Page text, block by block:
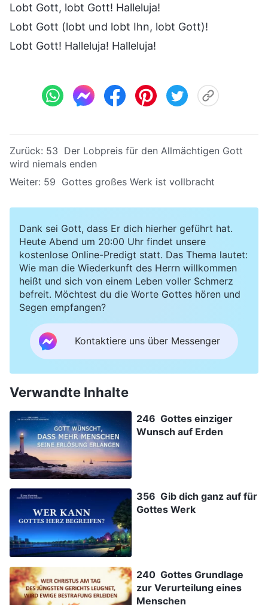
Lobt Gott, lobt Gott! Halleluja!
Lobt Gott (lobt und lobt Ihn, lobt Gott)!
Lobt Gott! Halleluja! Halleluja!
Zurück: 53 Der Lobpreis für den Allmächtigen Gott
wird niemals enden
Weiter: 59 Gottes großes Werk ist vollbracht
Dank sei Gott, dass Er dich hierher geführt hat.
Heute Abend um 20:00 Uhr findet unsere
kostenlose Online-Predigt statt. Das Thema lautet:
Wie man die Wiederkunft des Herrn willkommen
heißt und sich von einem Leben voller Schmerz
befreit. Möchtest du die Worte Gottes hören und
Segen empfangen?
Kontaktiere uns über Messenger
Verwandte Inhalte
246 Gottes einziger
Wunsch auf Erden
356 Gib dich ganz auf für
Gottes Werk
240 Gottes Grundlage
zur Verurteilung eines
Menschen